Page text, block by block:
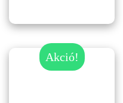
Akció!